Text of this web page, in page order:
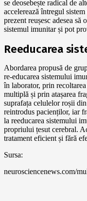
se deosebește radical de
accelerează întregul
prezent reușesc adesea să
sistemul imunitar și pot
Reeducarea
Abordarea propusă de
re-educarea sistemului
în laborator, prin
multiplă și prin atașarea
suprafața celulelor roșii
reintrodus pacienților, iar
la reeducarea sistemului
propriului țesut cerebral.
tratament eficient și fără
Sursa:
neurosciencenews.com/